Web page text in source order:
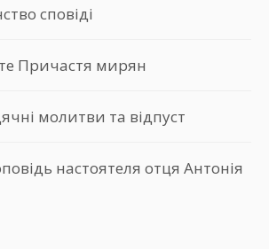
сповіді
Причастя мирян
молитви та відпуст
настоятеля отця Антонія